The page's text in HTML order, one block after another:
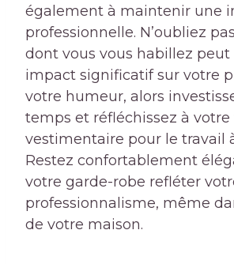
également à maintenir une
professionnelle. N’oubliez
dont vous vous habillez peut
impact significatif sur votre
votre humeur, alors
temps et réfléchissez à
vestimentaire pour le travail
Restez confortablement
votre garde-robe refléter
professionnalisme, même
de votre maison.